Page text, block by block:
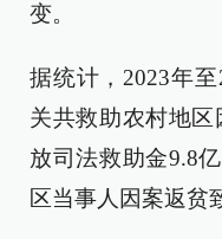
变。
据统计，2023年
关共救助农村地
放司法救助金9.8
区当事人因案返贫